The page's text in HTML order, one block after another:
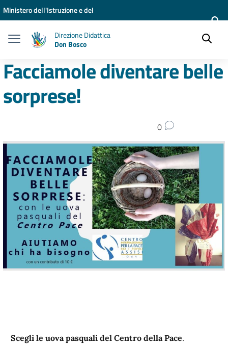
Vai ai contenuti
Vai al menu di navigazione
Vai al footer
Ministero dell'Istruzione e del
Direzione Didattica
Don Bosco
Facciamole diventare belle
sorprese!
0
Scegli le uova pasquali del Centro della Pace.